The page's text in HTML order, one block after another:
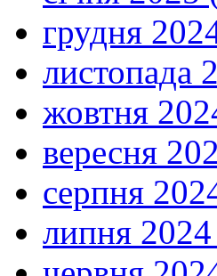
грудня
листопада
жовтня
вересня
серпня
липня